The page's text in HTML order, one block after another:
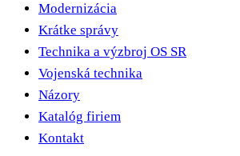
Modernizácia
Krátke správy
Technika a výzbroj OS SR
Vojenská technika
Názory
Katalóg firiem
Kontakt